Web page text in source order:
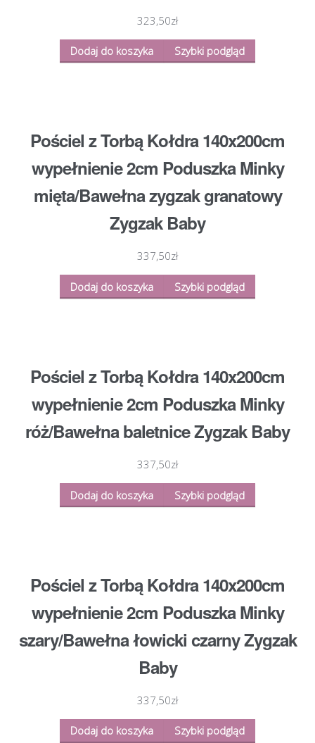
323,50zł
Dodaj do koszyka Szybki podgląd
Pościel z Torbą Kołdra 140x200cm
wypełnienie 2cm Poduszka Minky
mięta/Bawełna zygzak granatowy
Zygzak Baby
337,50zł
Dodaj do koszyka Szybki podgląd
Pościel z Torbą Kołdra 140x200cm
wypełnienie 2cm Poduszka Minky
róż/Bawełna baletnice Zygzak Baby
337,50zł
Dodaj do koszyka Szybki podgląd
Pościel z Torbą Kołdra 140x200cm
wypełnienie 2cm Poduszka Minky
szary/Bawełna łowicki czarny Zygzak
Baby
337,50zł
Dodaj do koszyka Szybki podgląd